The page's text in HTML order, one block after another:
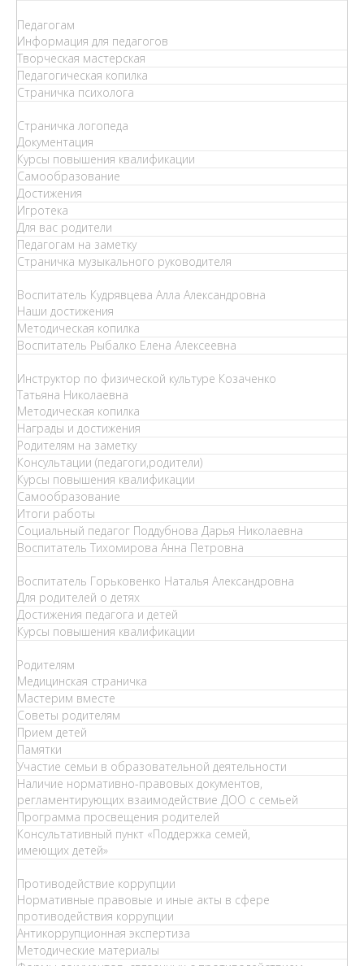
Педагогам
Информация для педагогов
Творческая мастерская
Педагогическая копилка
Страничка психолога
Страничка логопеда
Документация
Курсы повышения квалификации
Самообразование
Достижения
Игротека
Для вас родители
Педагогам на заметку
Страничка музыкального руководителя
Воспитатель Кудрявцева Алла Александровна
Наши достижения
Методическая копилка
Воспитатель Рыбалко Елена Алексеевна
Инструктор по физической культуре Козаченко
Татьяна Николаевна
Методическая копилка
Награды и достижения
Родителям на заметку
Консультации (педагоги,родители)
Курсы повышения квалификации
Самообразование
Итоги работы
Социальный педагог Поддубнова Дарья Николаевна
Воспитатель Тихомирова Анна Петровна
Воспитатель Горьковенко Наталья Александровна
Для родителей о детях
Достижения педагога и детей
Курсы повышения квалификации
Родителям
Медицинская страничка
Мастерим вместе
Советы родителям
Прием детей
Памятки
Участие семьи в образовательной деятельности
Наличие нормативно-правовых документов,
регламентирующих взаимодействие ДОО с семьей
Программа просвещения родителей
Консультативный пункт «Поддержка семей,
имеющих детей»
Противодействие коррупции
Нормативные правовые и иные акты в сфере
противодействия коррупции
Антикоррупционная экспертиза
Методические материалы